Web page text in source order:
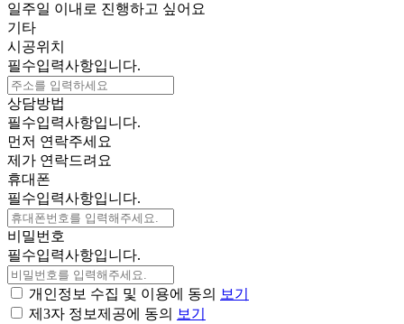
일주일 이내로 진행하고 싶어요
기타
시공위치
필수입력사항입니다.
상담방법
필수입력사항입니다.
먼저 연락주세요
제가 연락드려요
휴대폰
필수입력사항입니다.
비밀번호
필수입력사항입니다.
개인정보 수집 및 이용에 동의
보기
제3자 정보제공에 동의
보기